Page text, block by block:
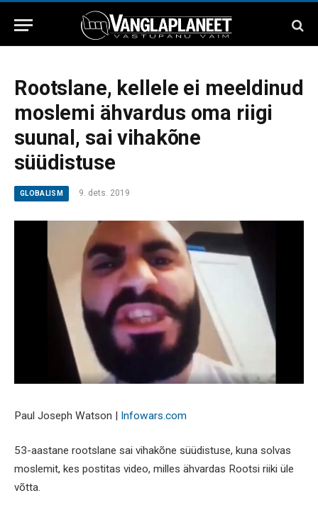
Rootslane, kellele ei meeldinud
moslemi ähvardus oma riigi
suunal, sai vihakõne
süüdistuse
GLOBALISM 9. dets. 2019
Paul Joseph Watson | Infowars.com
53-aastane rootslane sai vihakõne süüdistuse, kuna solvas
moslemit, kes postitas video, milles ähvardas Rootsi riiki üle
võtta.